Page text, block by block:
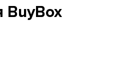
BuyBox